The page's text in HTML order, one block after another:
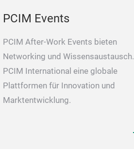
PCIM Events
PCIM After-Work Events bieten
Networking und Wissensaustausch.
PCIM International eine globale
Plattformen für Innovation und
Marktentwicklung.